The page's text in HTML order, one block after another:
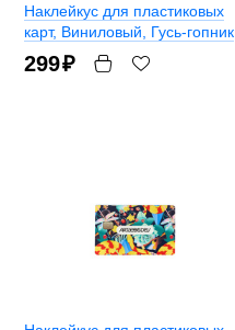
Наклейкус для пластиковых
карт, Виниловый, Гусь-гопник
299₽